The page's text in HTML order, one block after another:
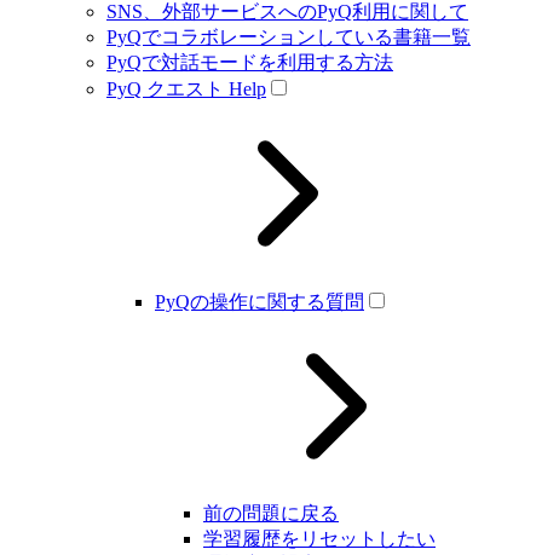
SNS、外部サービスへのPyQ利用に関して
PyQでコラボレーションしている書籍一覧
PyQで対話モードを利用する方法
PyQ クエスト Help
PyQの操作に関する質問
前の問題に戻る
学習履歴をリセットしたい